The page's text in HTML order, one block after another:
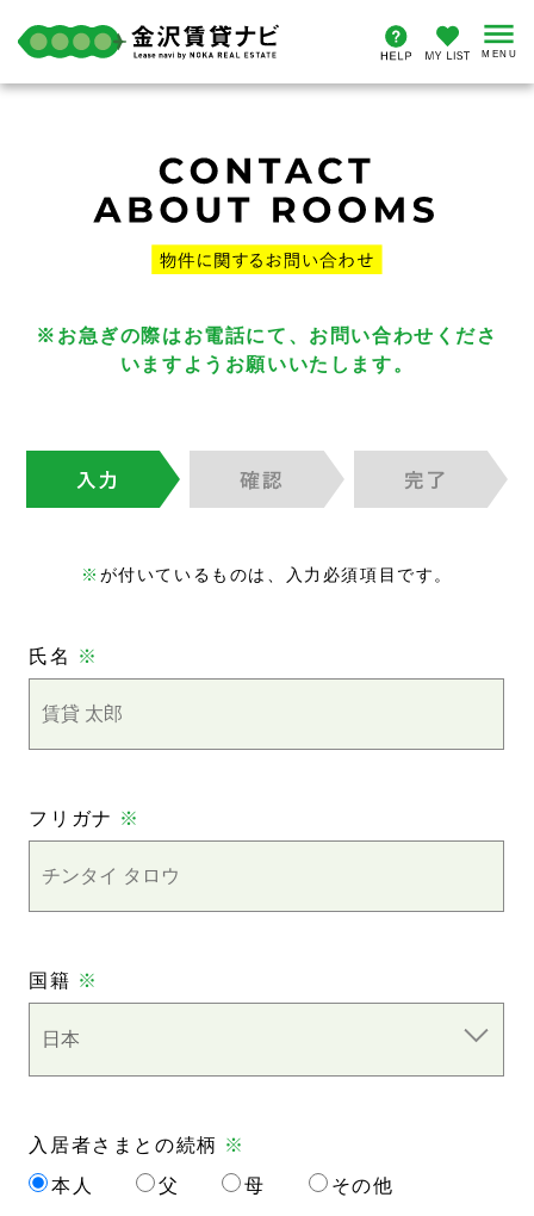
※お急ぎの際はお電話にて、お問い合わせくださ
いますようお願いいたします。
※ が付いているものは、入力必須項目です。
氏名 ※
フリガナ ※
国籍 ※
入居者さまとの続柄 ※
本人
父 母 その他